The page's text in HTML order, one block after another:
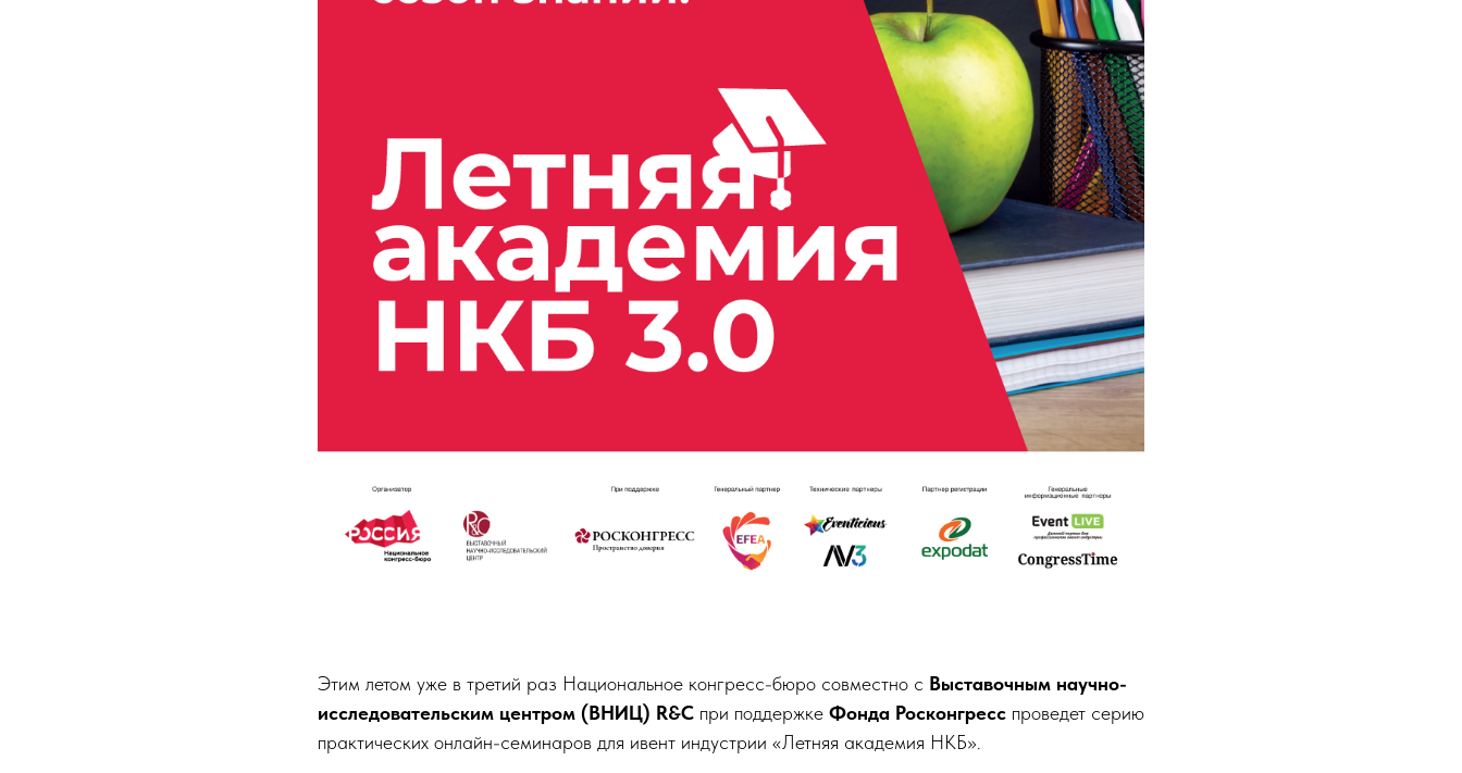
Этим летом уже в третий раз Национальное конгресс-бюро совместно с Выставочным научно-
исследовательским центром (ВНИЦ) R&C при поддержке Фонда Росконгресс проведет серию
практических онлайн-семинаров для ивент индустрии «Летняя академия НКБ».